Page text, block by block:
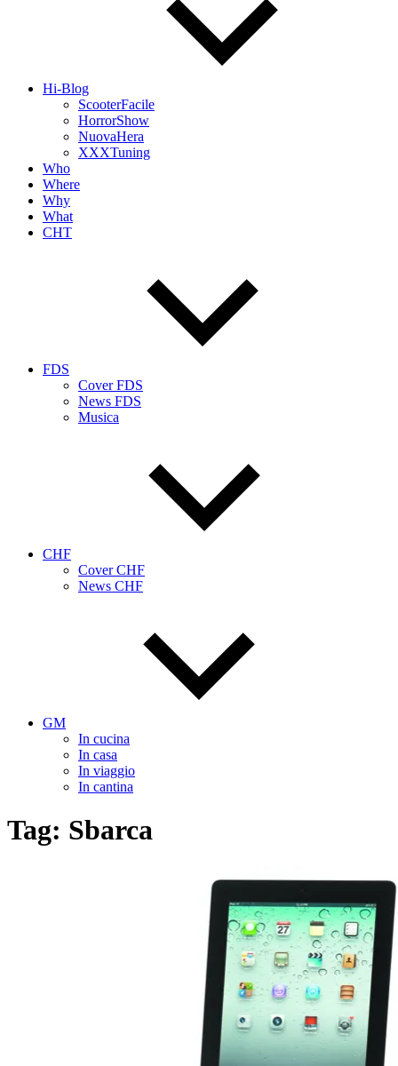
Hi-Blog
ScooterFacile
HorrorShow
NuovaHera
XXXTuning
Who
Where
Why
What
CHT
FDS
Cover FDS
News FDS
Musica
CHF
Cover CHF
News CHF
GM
In cucina
In casa
In viaggio
In cantina
Tag: Sbarca